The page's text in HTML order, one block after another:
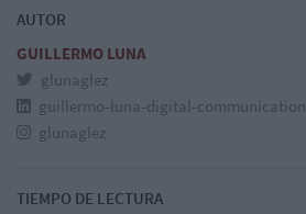
AUTOR
GUILLERMO LUNA
glunaglez
guillermo-luna-digital-communication
glunaglez
TIEMPO DE LECTURA